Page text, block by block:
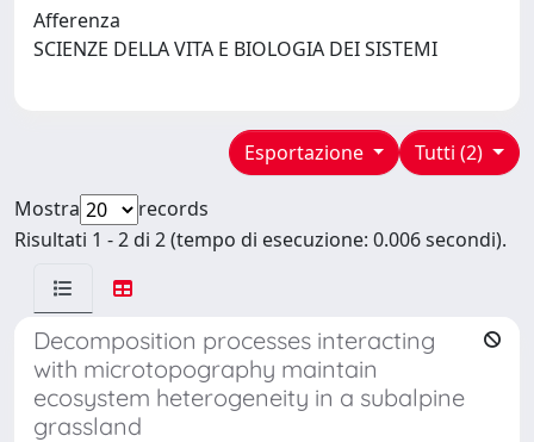
Afferenza
SCIENZE DELLA VITA E BIOLOGIA DEI SISTEMI
Tutti (2)
Esportazione
Mostra
records
Risultati 1 - 2 di 2 (tempo di esecuzione: 0.006 secondi).
Decomposition processes interacting
with microtopography maintain
ecosystem heterogeneity in a subalpine
grassland